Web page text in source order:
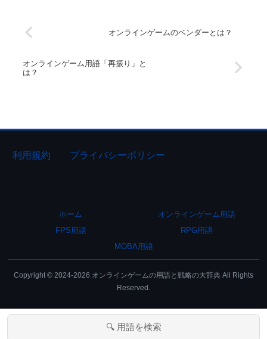
オンラインゲームのベンダーとは？
オンラインゲーム用語「再振り」と
は？
利用規約 プライバシーポリシー
ホーム
オンラインゲーム用語
FPS用語
RPG用語
MOBA用語
Copyright © 2024-2026 オンラインゲームの用語と戦略の大辞典 All Rights
Reserved.
🔍 用語を検索